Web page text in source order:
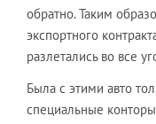
обратно. Таким
экспортного
разлетались во все
Была с этими авто
специальные